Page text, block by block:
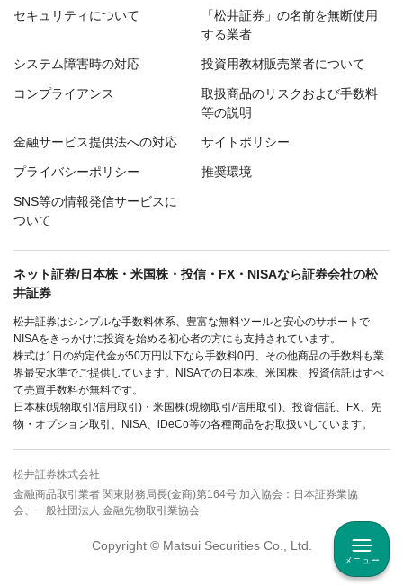
メニュー
セキュリティについて
「松井証券」の名前を無断使用
する業者
システム障害時の対応 投資用教材販売業者について
コンプライアンス
取扱商品のリスクおよび手数料
等の説明
金融サービス提供法への対応 サイトポリシー
プライバシーポリシー 推奨環境
SNS等の情報発信サービスに
ついて
ネット証券/日本株・米国株・投信・FX・NISAなら証券会社の松
井証券
松井証券はシンプルな手数料体系、豊富な無料ツールと安心のサポートで
NISAをきっかけに投資を始める初心者の方にも支持されています。
株式は1日の約定代金が50万円以下なら手数料0円、その他商品の手数料も業
界最安水準でご提供しています。NISAでの日本株、米国株、投資信託はすべ
て売買手数料が無料です。
日本株(現物取引/信用取引)・米国株(現物取引/信用取引)、投資信託、FX、先
物・オプション取引、NISA、iDeCo等の各種商品をお取扱いしています。
松井証券株式会社
金融商品取引業者 関東財務局長(金商)第164号 加入協会：日本証券業協
会、一般社団法人 金融先物取引業協会
Copyright © Matsui Securities Co., Ltd.